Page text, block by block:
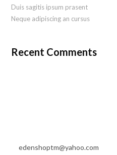
Duis sagitis ipsum prasent
Neque adipiscing an cursus
Recent Comments
edenshoptm@yahoo.com